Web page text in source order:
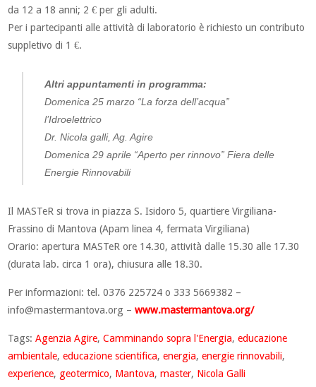
da 12 a 18 anni; 2 € per gli adulti.
Per i partecipanti alle attività di laboratorio è richiesto un contributo
suppletivo di 1 €.
Altri appuntamenti in programma:
Domenica 25 marzo “La forza dell’acqua”
l’Idroelettrico
Dr. Nicola galli, Ag. Agire
Domenica 29 aprile “Aperto per rinnovo” Fiera delle
Energie Rinnovabili
Il MASTeR si trova in piazza S. Isidoro 5, quartiere Virgiliana-
Frassino di Mantova (Apam linea 4, fermata Virgiliana)
Orario: apertura MASTeR ore 14.30, attività dalle 15.30 alle 17.30
(durata lab. circa 1 ora), chiusura alle 18.30.
Per informazioni: tel. 0376 225724 o 333 5669382 –
info@mastermantova.org –www.mastermantova.org/
Tags:Agenzia Agire,Camminando sopra l'Energia,educazione
ambientale,educazione scientifica,energia,energie rinnovabili,
experience, geotermico, Mantova,master, Nicola Galli